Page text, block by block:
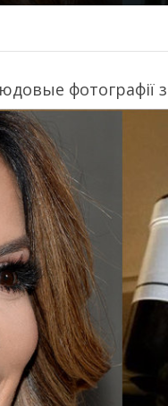
фотографії